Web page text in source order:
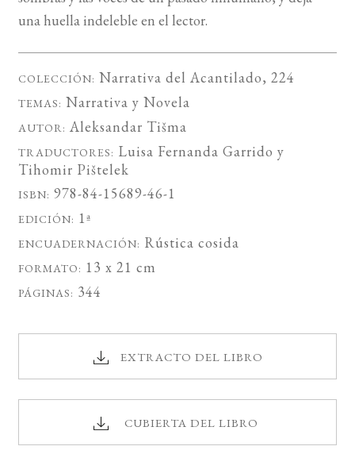
una huella indeleble en el lector.
COLECCIÓN: Narrativa del Acantilado, 224
TEMAS: Narrativa y Novela
AUTOR: Aleksandar Tišma
TRADUCTORES: Luisa Fernanda Garrido y
Tihomir Pištelek
ISBN: 978-84-15689-46-1
EDICIÓN: 1ª
ENCUADERNACIÓN: Rústica cosida
FORMATO: 13 x 21 cm
PÁGINAS: 344
EXTRACTO DEL LIBRO
CUBIERTA DEL LIBRO